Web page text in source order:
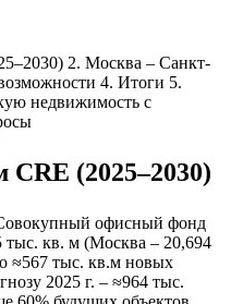
2. Москва – Санкт-
4. Итоги 5.
недвижимость с
(2025–2030)
офисный фонд
тыс. кв. м (Москва – 20,694
≈567 тыс. кв.м новых
2025 г. – ≈964 тыс.